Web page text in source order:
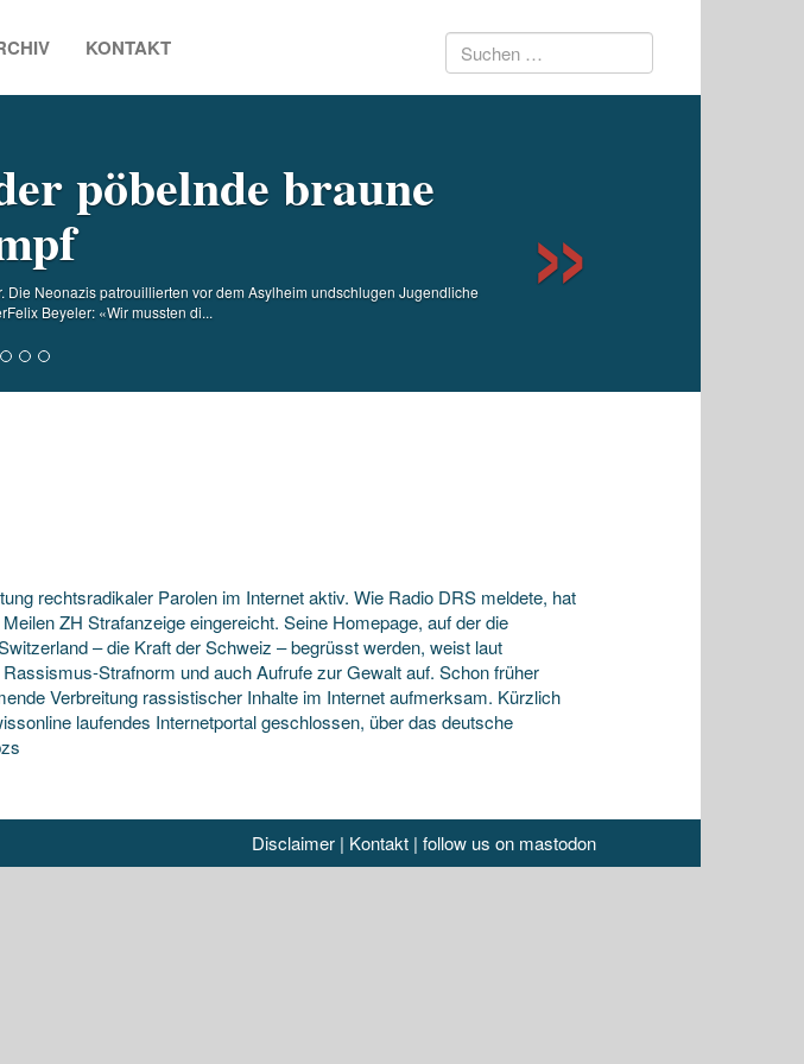
KONTAKT Suchen
pöbelnde braune
Neonazis patrouillierten vor dem Asylheim undschlugen Jugendliche
Beyeler: «Wir mussten di...
rechtsradikaler Parolen im Internet aktiv. Wie Radio DRS meldete, hat
ZH Strafanzeige eingereicht. Seine Homepage, auf der die
– die Kraft der Schweiz – begrüsst werden, weist laut
Strafnorm und auch Aufrufe zur Gewalt auf. Schon früher
Verbreitung rassistischer Inhalte im Internet aufmerksam. Kürzlich
laufendes Internetportal geschlossen, über das deutsche
Disclaimer| Kontakt| follow us on mastodon